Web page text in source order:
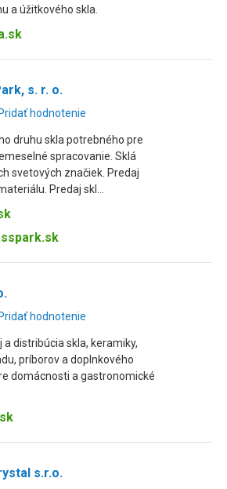
a úžitkového skla.
s. r. o.
Pridať hodnotenie
druhu skla potrebného pre
spracovanie. Sklá
svetových značiek. Predaj
Predaj skl...
Pridať hodnotenie
a distribúcia skla, keramiky,
príborov a doplnkového
domácnosti a gastronomické
s.r.o.